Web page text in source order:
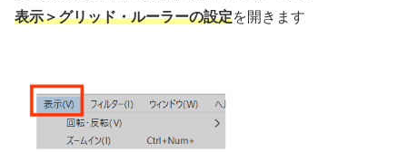
表示＞グリッド・ルーラーの設定を開きます